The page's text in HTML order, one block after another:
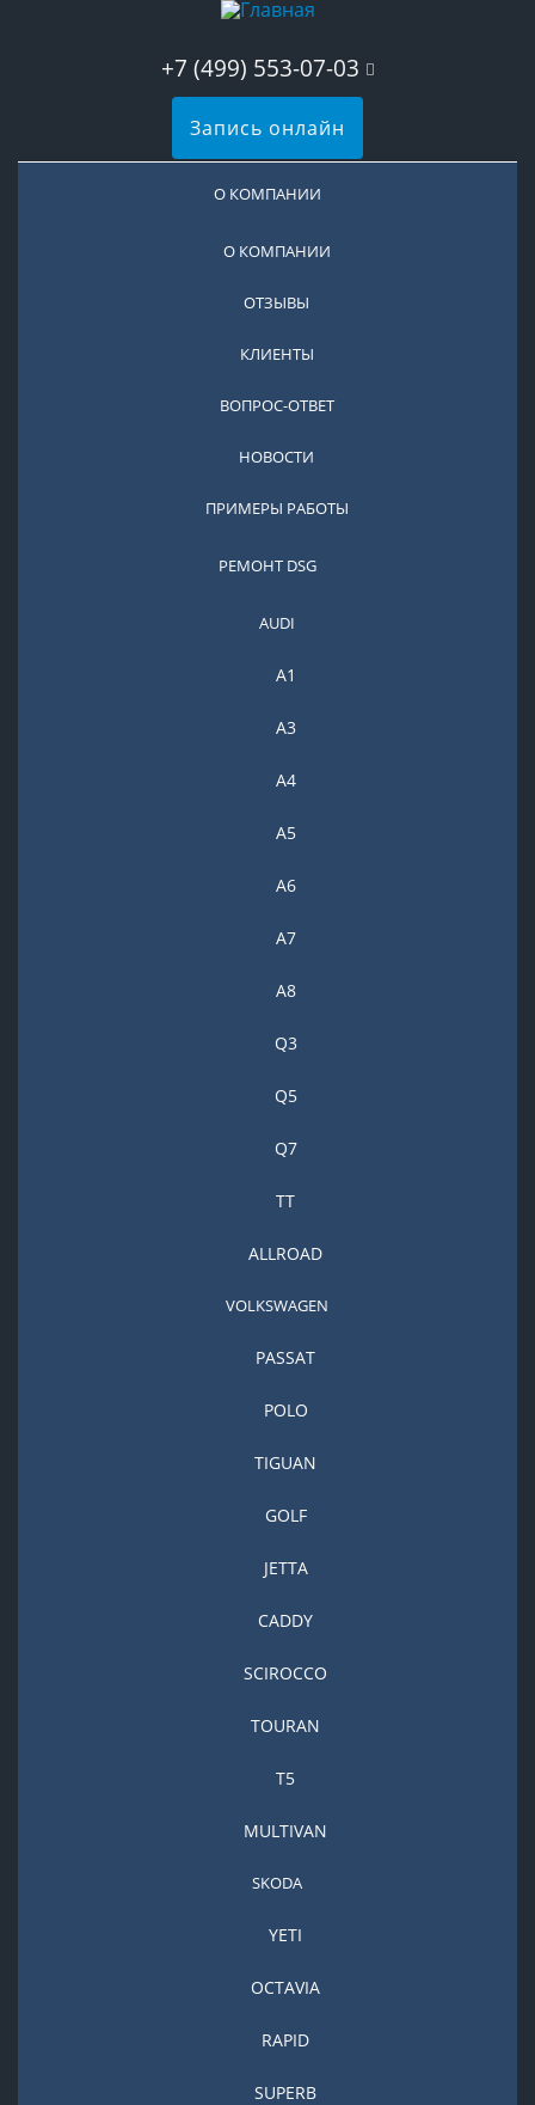
+7 (499) 553-07-03
Запись онлайн
О КОМПАНИИ
О КОМПАНИИ
ОТЗЫВЫ
КЛИЕНТЫ
ВОПРОС-ОТВЕТ
НОВОСТИ
ПРИМЕРЫ РАБОТЫ
РЕМОНТ DSG
AUDI
A1
A3
A4
A5
А6
A7
A8
Q3
Q5
Q7
TT
ALLROAD
VOLKSWAGEN
PASSAT
POLO
TIGUAN
GOLF
JETTA
CADDY
SCIROCCO
TOURAN
T5
MULTIVAN
SKODA
YETI
OCTAVIA
RAPID
SUPERB